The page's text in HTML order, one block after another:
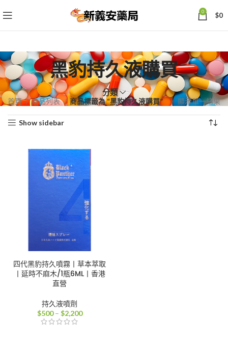
0 $0
黑豹持久液購買
分類
首頁 商品列表 商品標籤為 “黑豹持久液購買” 顯示單一結果
Show sidebar
四代黑豹持久噴霧丨草本萃取
丨延時不麻木/1瓶6ML丨香港
直營
持久液噴劑
$500 – $2,200價